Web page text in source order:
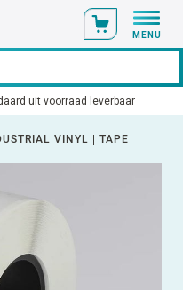
MENU
uit voorraad leverbaar
VINYL | TAPE